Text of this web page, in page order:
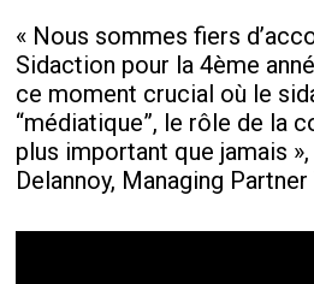
« Nous sommes fiers
Sidaction pour la 4ème
ce moment crucial où le
“médiatique”, le rôle de la
plus important que jamais
Delannoy, Managing Partner